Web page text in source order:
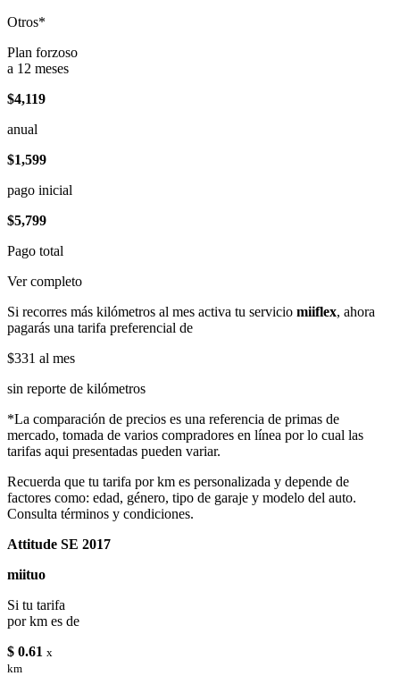
Otros*
Plan forzoso
a 12 meses
$4,119
anual
$1,599
pago inicial
$5,799
Pago total
Ver completo
Si recorres más kilómetros al mes activa tu servicio miiflex, ahora
pagarás una tarifa preferencial de
$331 al mes
sin reporte de kilómetros
*La comparación de precios es una referencia de primas de
mercado, tomada de varios compradores en línea por lo cual las
tarifas aqui presentadas pueden variar.
Recuerda que tu tarifa por km es personalizada y depende de
factores como: edad, género, tipo de garaje y modelo del auto.
Consulta términos y condiciones.
Attitude SE 2017
miituo
Si tu tarifa
por km es de
$ 0.61 x
km